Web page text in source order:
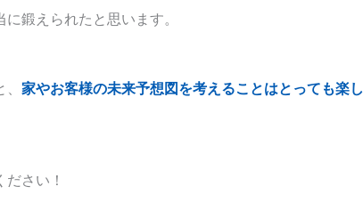
鍛えられたと思います。
家やお客様の未来予想図を考えることはとっても楽し
さい！